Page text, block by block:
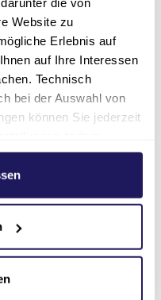
Website zu
Erlebnis auf
auf Ihre Interessen
Technisch
bei der Auswahl von
können Sie jederzeit
Sie in unserer
Alten- und
die
ausgebaut und
geistliche
Gerhardt-Stift in
von christlichen
(Mutterhaus